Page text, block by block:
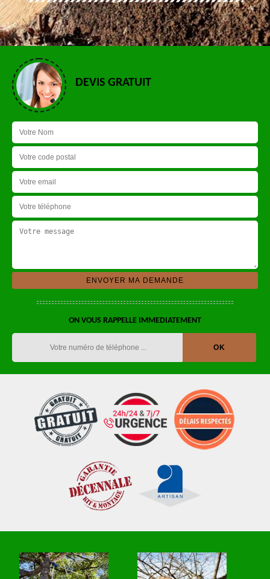
DEVIS GRATUIT
ON VOUS RAPPELLE IMMEDIATEMENT